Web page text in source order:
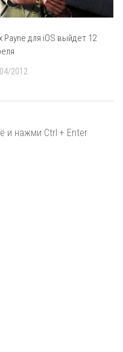
Payne для iOS выйдет 12
2012
и нажми Ctrl + Enter